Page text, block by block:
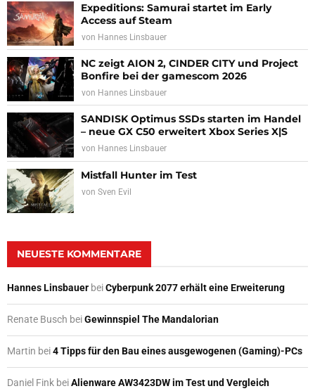
Expeditions: Samurai startet im Early
Access auf Steam
von Hannes Linsbauer
NC zeigt AION 2, CINDER CITY und Project
Bonfire bei der gamescom 2026
von Hannes Linsbauer
SANDISK Optimus SSDs starten im Handel
– neue GX C50 erweitert Xbox Series X|S
von Hannes Linsbauer
Mistfall Hunter im Test
von Sven Evil
NEUESTE KOMMENTARE
Hannes Linsbauer beiCyberpunk 2077 erhält eine Erweiterung
Renate Busch beiGewinnspiel The Mandalorian
Martin bei4 Tipps für den Bau eines ausgewogenen (Gaming)-PCs
Daniel Fink beiAlienware AW3423DW im Test und Vergleich